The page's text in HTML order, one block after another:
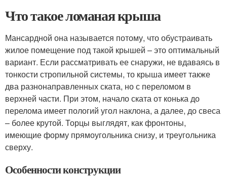
Что такое ломаная крыша
Мансардной она называется потому, что обустраивать
жилое помещение под такой крышей – это оптимальный
вариант. Если рассматривать ее снаружи, не вдаваясь в
тонкости стропильной системы, то крыша имеет также
два разнонаправленных ската, но с переломом в
верхней части. При этом, начало ската от конька до
перелома имеет пологий угол наклона, а далее, до свеса
– более крутой. Торцы выглядят, как фронтоны,
имеющие форму прямоугольника снизу, и треугольника
сверху.
Особенности конструкции